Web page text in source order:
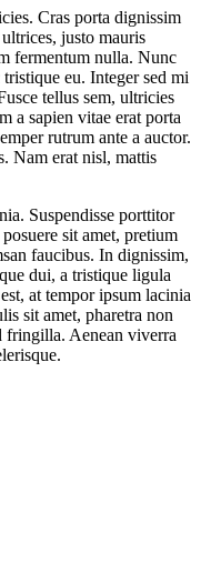
Cras porta dignissim
justo mauris
fermentum nulla. Nunc
eu. Integer sed mi
tellus sem, ultricies
a sapien vitae erat porta
rutrum ante a auctor.
Nam erat nisl, mattis
Suspendisse porttitor
sit amet, pretium
faucibus. In dignissim,
dui, a tristique ligula
at tempor ipsum lacinia
sit amet, pharetra non
fringilla. Aenean viverra